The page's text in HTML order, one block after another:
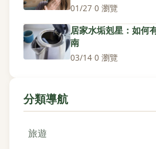
01/27·0 瀏覽
居家水垢剋星：如何
南
03/14·0 瀏覽
分類導航
旅遊